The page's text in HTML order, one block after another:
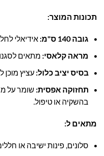
תכונות המוצר:
גובה 140 ס"מ:
אידיאלי
מראה קלאסי: מתאים
בסיס יציב כלול: עציץ מוכן
תחזוקה אפסית: שומר על
בהשקיה או טיפול.
מתאים ל:
סלונים, פינות ישיבה או